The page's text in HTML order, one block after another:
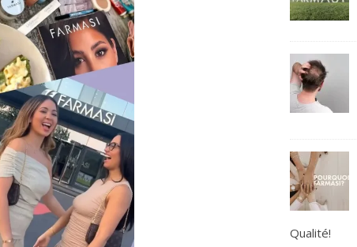
Qualité!